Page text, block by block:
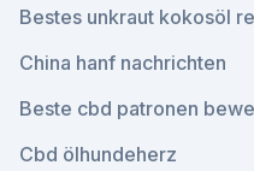
Bestes unkraut kokosöl
China hanf nachrichten
Beste cbd patronen
Cbd ölhundeherz